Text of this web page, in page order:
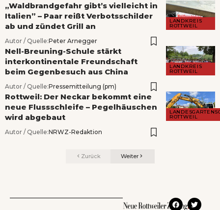
LANDKREIS
ROTTWEIL
„Waldbrandgefahr gibt’s vielleicht in
Italien” – Paar reißt Verbotsschilder
ab und zündet Grill an
Autor / Quelle:Peter Arnegger
LANDKREIS
ROTTWEIL
Nell-Breuning-Schule stärkt
interkontinentale Freundschaft
beim Gegenbesuch aus China
Autor / Quelle:Pressemitteilung (pm)
ROTTWEIL
Rottweil: Der Neckar bekommt eine
neue Flussschleife – Pegelhäuschen
wird abgebaut
Autor / Quelle:NRWZ-Redaktion
Zurück Weiter